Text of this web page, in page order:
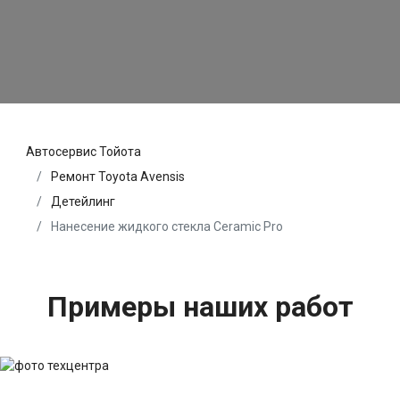
Автосервис Тойота
Ремонт Toyota Avensis
Детейлинг
Нанесение жидкого стекла Ceramic Pro
Примеры наших работ